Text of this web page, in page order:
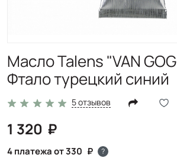
Масло Talens "VAN
Фтало турецкий синий
5 отзывов
1 320
4 платежа от 330 ?